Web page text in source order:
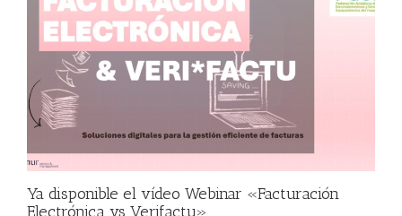
Ya disponible el vídeo Webinar «Facturación
Electrónica vs Verifactu»